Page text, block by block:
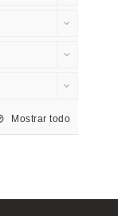
Mostrar todo